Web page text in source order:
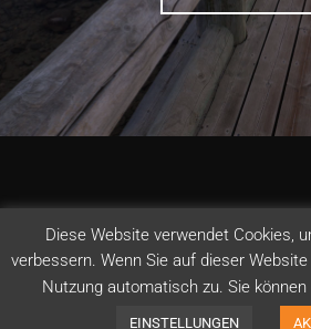
Diese Website verwendet Cookies,
verbessern. Wenn Sie auf dieser
Nutzung automatisch zu. Sie
EINSTELLUNGEN